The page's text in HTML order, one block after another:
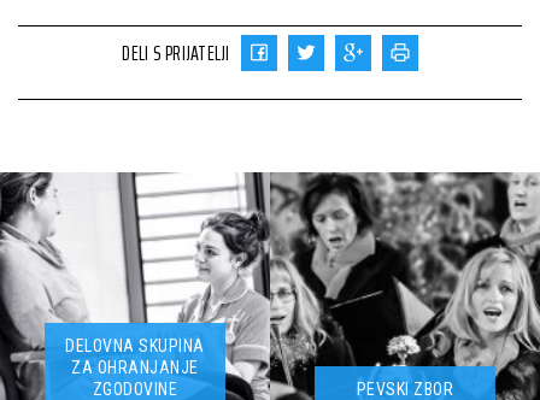
DELI S PRIJATELJI
DELOVNA SKUPINA
ZA OHRANJANJE
ZGODOVINE
PEVSKI ZBOR